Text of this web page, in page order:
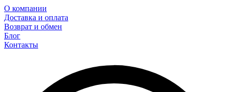
О компании
Доставка и оплата
Возврат и обмен
Блог
Контакты